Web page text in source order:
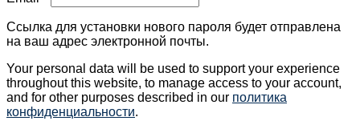
Ссылка для установки нового пароля будет отправлена ​​
на ваш адрес электронной почты.
Your personal data will be used to support your experience
throughout this website, to manage access to your account,
and for other purposes described in our политика
конфиденциальности.